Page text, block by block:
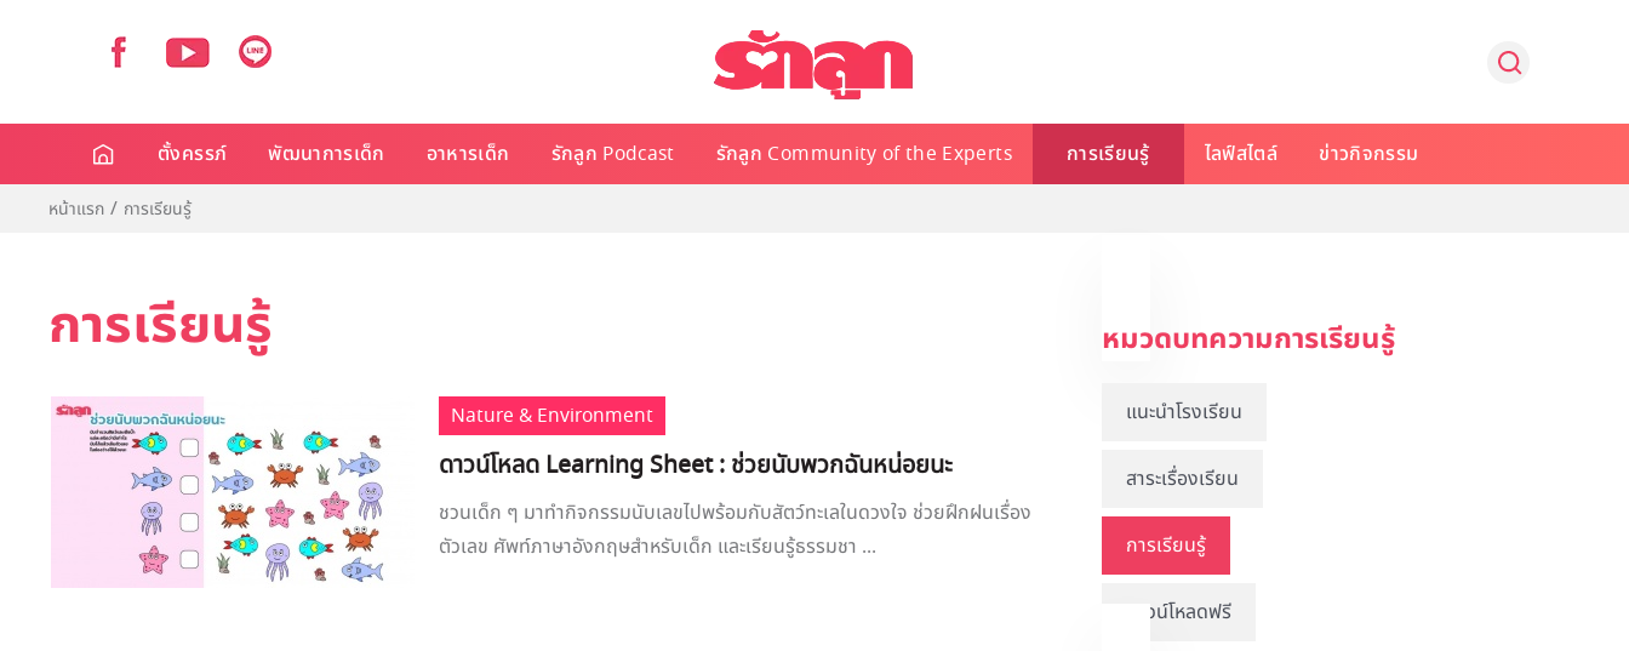
ตั้งครรภ์ พัฒนาการเด็ก อาหารเด็ก รักลูก Podcast รักลูก Community of the Experts การเรียนรู้ ไลฟ์สไตล์ ข่าวกิจกรรม
หน้าแรก การเรียนรู้
การเรียนรู้
Nature & Environment
ดาวน์โหลด Learning Sheet : ช่วยนับพวกฉันหน่อยนะ
ชวนเด็ก ๆ มาทำกิจกรรมนับเลขไปพร้อมกับสัตว์ทะเลในดวงใจ ช่วยฝึกฝนเรื่อง
ตัวเลข ศัพท์ภาษาอังกฤษสำหรับเด็ก และเรียนรู้ธรรมชา ...
หมวดบทความการเรียนรู้
แนะนำโรงเรียน
สาระเรื่องเรียน
การเรียนรู้
ดาวน์โหลดฟรี